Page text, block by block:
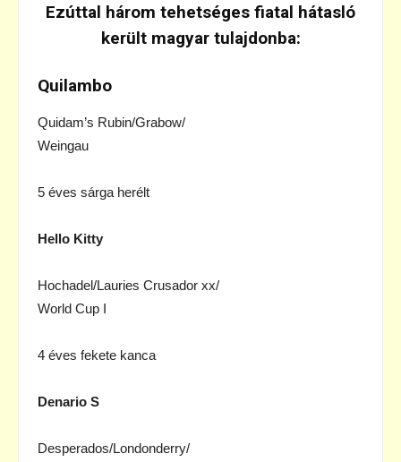
Ezúttal három tehetséges fiatal hátasló
került magyar tulajdonba:
Quilambo
Quidam’s Rubin/Grabow/
Weingau
5 éves sárga herélt
Hello Kitty
Hochadel/Lauries Crusador xx/
World Cup I
4 éves fekete kanca
Denario S
Desperados/Londonderry/